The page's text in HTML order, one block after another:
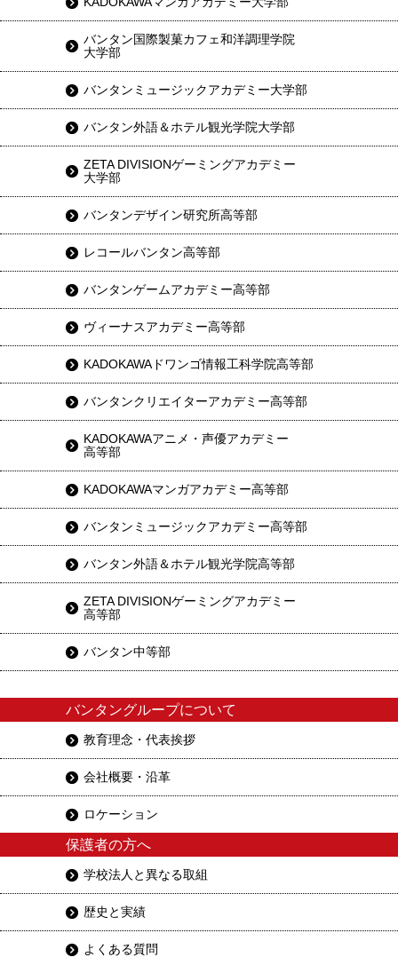
バンタン国際製菓カフェ和洋調理学院
大学部
バンタンミュージックアカデミー大学部
バンタン外語＆ホテル観光学院大学部
ZETA DIVISIONゲーミングアカデミー
大学部
バンタンデザイン研究所高等部
レコールバンタン高等部
バンタンゲームアカデミー高等部
ヴィーナスアカデミー高等部
KADOKAWAドワンゴ情報工科学院高等部
バンタンクリエイターアカデミー高等部
KADOKAWAアニメ・声優アカデミー
高等部
KADOKAWAマンガアカデミー高等部
バンタンミュージックアカデミー高等部
バンタン外語＆ホテル観光学院高等部
ZETA DIVISIONゲーミングアカデミー
高等部
バンタン中等部
バンタングループについて
教育理念・代表挨拶
会社概要・沿革
ロケーション
保護者の方へ
学校法人と異なる取組
歴史と実績
よくある質問